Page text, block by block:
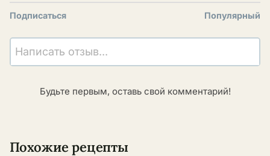
Подписаться Популярный
Написать отзыв...
Будьте первым, оставь свой комментарий!
Похожие рецепты